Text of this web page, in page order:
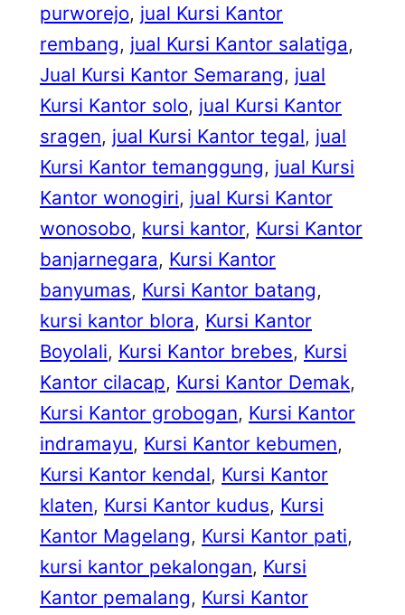
purworejo, jual Kursi Kantor
rembang, jual Kursi Kantor salatiga
Jual Kursi Kantor Semarang, jual
Kursi Kantor solo, jual Kursi Kantor
sragen, jual Kursi Kantor tegal, jual
Kursi Kantor temanggung, jual Kursi
Kantor wonogiri, jual Kursi Kantor
wonosobo, kursi kantor, Kursi Kantor
banjarnegara, Kursi Kantor
banyumas, Kursi Kantor batang
kursi kantor blora, Kursi Kantor
Boyolali, Kursi Kantor brebes, Kursi
Kantor cilacap, Kursi Kantor Demak
Kursi Kantor grobogan, Kursi Kantor
indramayu, Kursi Kantor kebumen
Kursi Kantor kendal, Kursi Kantor
klaten, Kursi Kantor kudus, Kursi
Kantor Magelang, Kursi Kantor pati
kursi kantor pekalongan, Kursi
Kantor pemalang, Kursi Kantor